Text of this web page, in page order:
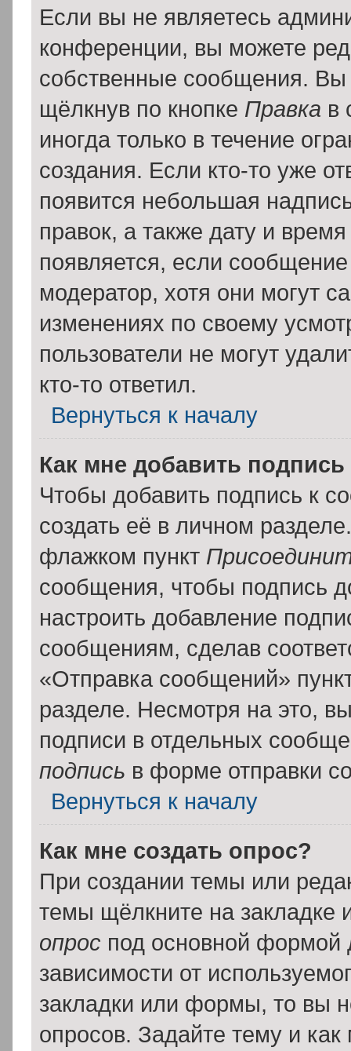
Если вы не являетесь
конференции, вы можете
собственные сообщения. Вы
щёлкнув по кнопке Правка в
иногда только в течение
создания. Если кто-то уже
появится небольшая
правок, а также дату и
появляется, если
модератор, хотя они могут
изменениях по своему
пользователи не могут
кто-то ответил.
Вернуться к началу
Как мне добавить
Чтобы добавить подпись к
создать её в личном
флажком пункт
сообщения, чтобы подпись
настроить добавление
сообщениям, сделав
«Отправка сообщений»
разделе. Несмотря на это,
подписи в отдельных
подпись в форме отправки
Вернуться к началу
Как мне создать опрос?
При создании темы или
темы щёлкните на
опрос под основной формой
зависимости от
закладки или формы, то вы
опросов. Задайте тему и